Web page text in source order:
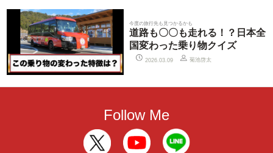
今度の旅行先も見つかるかも
道路も〇〇も走れる！？日本全
国変わった乗り物クイズ
2026.03.09 菊池啓太
Follow Me